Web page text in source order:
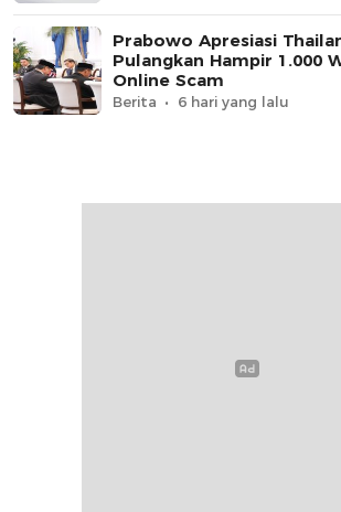
Prabowo Apresiasi
Pulangkan Hampir 1.000
Online Scam
Berita 6 hari yang lalu